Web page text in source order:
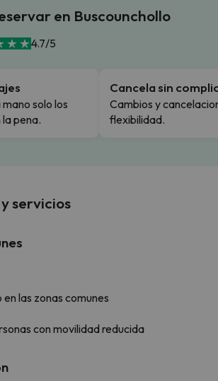
en Buscounchollo
4.7/5
solo los
pena.
Cancela sin
Cambios y
flexibilidad.
servicios
las zonas comunes
con movilidad reducida